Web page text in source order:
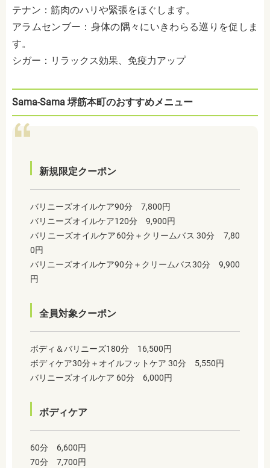
テナン：筋肉のハリや緊張をほぐします。
アラムセンブー：身体の隅々にいきわらる巡りを促しま
す。
シガー：リラックス効果、免疫力アップ
Sama-Sama 堺筋本町のおすすめメニュー
新規限定クーポン
バリニーズオイルケア90分 7,800円
バリニーズオイルケア120分 9,900円
バリニーズオイルケア60分＋クリームバス 30分 7,80
0円
バリニーズオイルケア90分＋クリームバス30分 9,900
円
全員対象クーポン
ボディ＆バリニーズ180分 16,500円
ボディケア30分＋オイルフットケア 30分 5,550円
バリニーズオイルケア 60分 6,000円
ボディケア
60分 6,600円
70分 7,700円